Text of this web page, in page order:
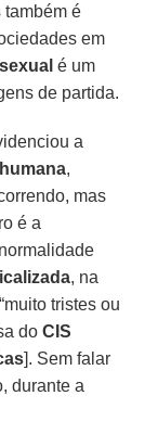
também é
em
é um
de partida.
a
humana,
mas
é a
, na
tristes ou
doCIS
]. Sem falar
durante a